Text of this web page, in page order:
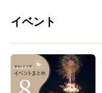
イベント